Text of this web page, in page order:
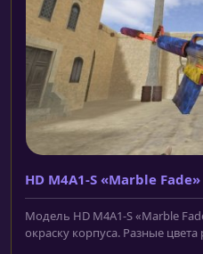
HD M4A1-S «Marble Fade»
Модель HD M4A1-S «Marble
окраску корпуса. Разные цвета